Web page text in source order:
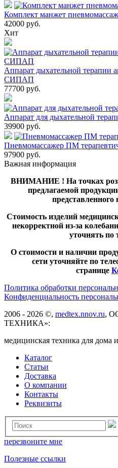
Комплект манжет
42000 руб.
Хит
Аппарат дыхательной
СИПАП
77700 руб.
Аппарат для дыхательной
39900 руб.
Пневмомассажер ПМ
97900 руб.
Важная информация
ВНИМАНИЕ ! На точках
предлагаемой
Стоимость изделий
некорректной из-за
уточнять по
О стоимости и наличии
сети уточняйте по
странице
Политика обработки
Конфиденциальность
2006 - 2026 ©, medtex.nnov.ru,
ТЕХНИКА»:
медицинская техника для дома
Каталог
Статьи
Доставка
О компании
Контакты
Реквизиты
перезвоните мне
Полезные ссылки